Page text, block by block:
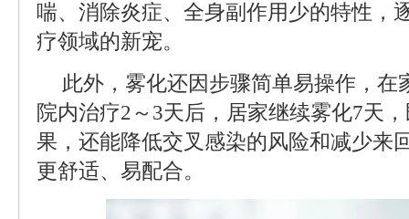
喘、消除炎症、全身副作用少的特性，
疗领域的新宠。
此外，雾化还因步骤简单易操作，在
院内治疗2～3天后，居家继续雾化7天
果，还能降低交叉感染的风险和减少来
更舒适、易配合。